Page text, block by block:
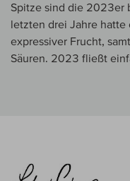
Spitze sind die 2023er
letzten drei Jahre hatte
expressiver Frucht,
Säuren. 2023 fließt